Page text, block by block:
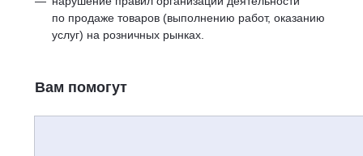
по продаже товаров (выполнению работ, оказанию
услуг) на розничных рынках.
Вам помогут